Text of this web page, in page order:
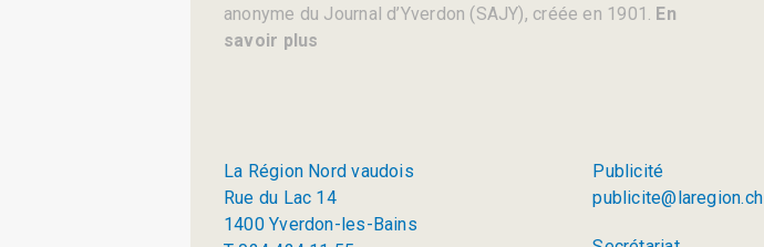
anonyme du Journal d’Yverdon (SAJY), créée en 1901. En
savoir plus
La Région Nord vaudois
Rue du Lac 14
1400 Yverdon-les-Bains
Publicité
publicite@laregion.ch